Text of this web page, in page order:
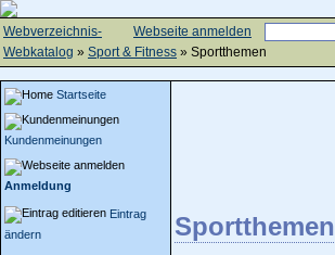
Webseite anmelden
Webverzeichnis-
Webkatalog » Sport & Fitness » Sportthemen
Startseite
Kundenmeinungen
Anmeldung
Eintrag
ändern
Sportthemen